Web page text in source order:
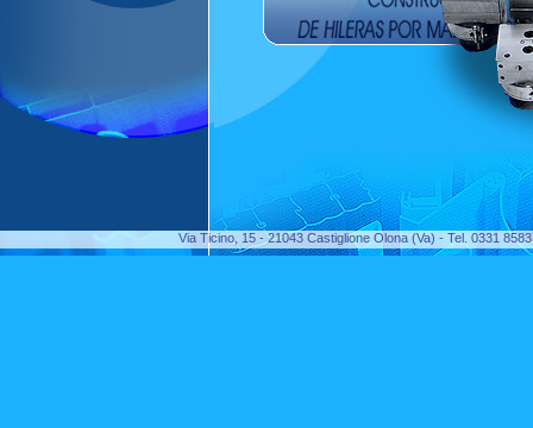
Via Ticino, 15 - 21043 Castiglione Olona (Va) - Tel. 0331